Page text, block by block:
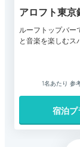
アロフト東京
ルーフトップバー
と音楽を楽しむス
1名あたり 参
宿泊プ